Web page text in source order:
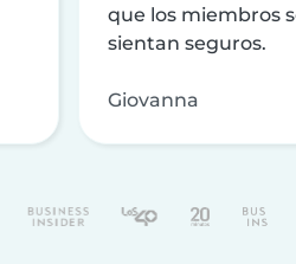
que los miembros
sientan seguros.
Giovanna